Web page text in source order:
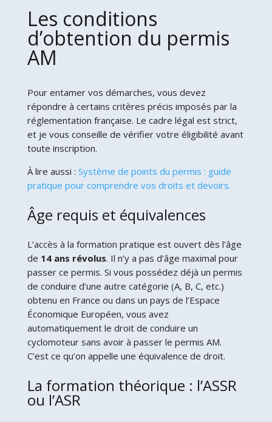
Les conditions
d’obtention du permis
AM
Pour entamer vos démarches, vous devez
répondre à certains critères précis imposés par la
réglementation française. Le cadre légal est strict,
et je vous conseille de vérifier votre éligibilité avant
toute inscription.
À lire aussi : Système de points du permis : guide
pratique pour comprendre vos droits et devoirs.
Âge requis et équivalences
L’accès à la formation pratique est ouvert dès l’âge
de 14 ans révolus. Il n’y a pas d’âge maximal pour
passer ce permis. Si vous possédez déjà un permis
de conduire d’une autre catégorie (A, B, C, etc.)
obtenu en France ou dans un pays de l’Espace
Économique Européen, vous avez
automatiquement le droit de conduire un
cyclomoteur sans avoir à passer le permis AM.
C’est ce qu’on appelle une équivalence de droit.
La formation théorique : l’ASSR
ou l’ASR